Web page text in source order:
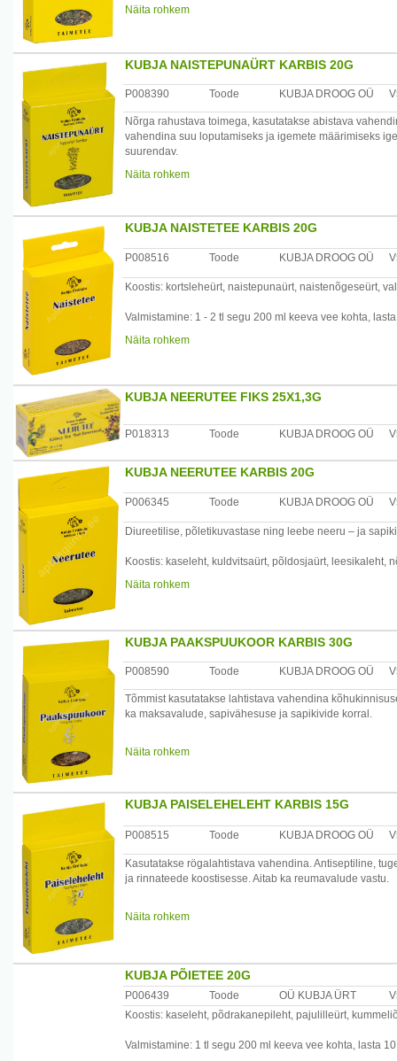
Valmistamine: 2 tl segu 1/2 liitri keeva vee kohta, keeta
Näita rohkem
KUBJA NAISTEPUNAÜRT KARBIS 20G
P008390 Toode KUBJA DROOG OÜ
Nõrga rahustava toimega, kasutatakse abistava
vahendina suu loputamiseks ja igemete määrimiseks
suurendav.
Valmistamine: soolepõletike puhul teeks 1 spl 200 ml
200 ml keeva vee kohta, lasta 5 – 6 minutit tõmmata,
Tootja: Kubja Ürt OÜ, Sompa tee 8, 11913 Tallinn, Eesti
Näita rohkem
KUBJA NAISTETEE KARBIS 20G
P008516 Toode KUBJA DROOG OÜ
Koostis: kortsleheürt, naistepunaürt, naistenõgeseürt,
Valmistamine: 1 - 2 tl segu 200 ml keeva vee kohta,
Kasutamine: juua 1 – 2 tassitäit päevas üleminekuea
Näita rohkem
KUBJA NEERUTEE FIKS 25X1,3G
P018313 Toode KUBJA DROOG OÜ
KUBJA NEERUTEE KARBIS 20G
P006345 Toode KUBJA DROOG OÜ
Diureetilise, põletikuvastase ning leebe neeru – ja
Koostis: kaseleht, kuldvitsaürt, põldosjaürt, leesikaleht,
Valmistamine: 1 tl segu 200 ml keeva vee kohta, lasta
Näita rohkem
KUBJA PAAKSPUUKOOR KARBIS 30G
P008590 Toode KUBJA DROOG OÜ
Tõmmist kasutatakse lahtistava vahendina
ka maksavalude, sapivähesuse ja sapikivide korral.
võtta 1 spl koort, valada peale 200 ml keeva vett, keeta
Kasutamine: juua 1/2 tassitäit hommikul ja õhtul. Ei
Näita rohkem
KUBJA PAISELEHELEHT KARBIS 15G
P008515 Toode KUBJA DROOG OÜ
Kasutatakse rögalahtistava vahendina. Antiseptiline,
ja rinnateede koostisesse. Aitab ka reumavalude vastu.
tõmmata.
tundi soojas tõmmata. Juua soojalt 2 spl korraga 4
Tootja: Kubja Ürt OÜ, Sompa tee 8, 11913 Tallinn, Eesti
Näita rohkem
KUBJA PÕIETEE 20G
P006439 Toode OÜ KUBJA ÜRT
Koostis: kaseleht, põdrakanepileht, pajulilleürt,
Valmistamine: 1 tl segu 200 ml keeva vee kohta, lasta